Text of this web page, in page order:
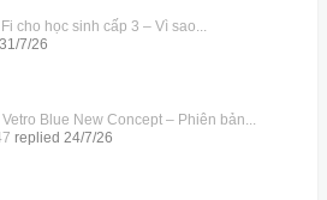
cho học sinh cấp 3 – Vì sao...
31/7/26
Blue New Concept – Phiên bản...
replied 24/7/26